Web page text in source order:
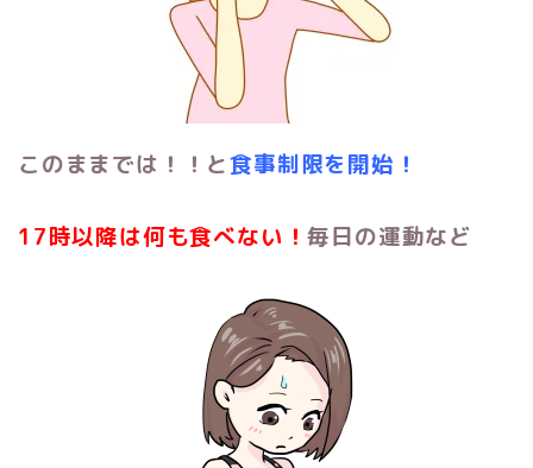
このままでは！！と食事制限を開始！
17時以降は何も食べない！毎日の運動など